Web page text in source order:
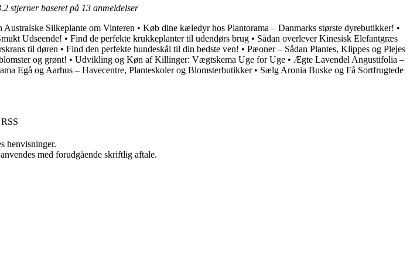
stjerner baseret på 13 anmeldelser
Australske Silkeplante om Vinteren • Køb dine kæledyr hos Plantorama – Danmarks største dyrebutikker! •
Udseende! • Find de perfekte krukkeplanter til udendørs brug • Sådan overlever Kinesisk Elefantgræs
til døren • Find den perfekte hundeskål til din bedste ven! • Pæoner – Sådan Plantes, Klippes og Plejes
og grønt! • Udvikling og Køn af Killinger: Vægtskema Uge for Uge • Ægte Lavendel Angustifolia –
Egå og Aarhus – Havecentre, Planteskoler og Blomsterbutikker• Sælg Aronia Buske og Få Sortfrugtede
RSS
henvisninger.
med forudgående skriftlig aftale.